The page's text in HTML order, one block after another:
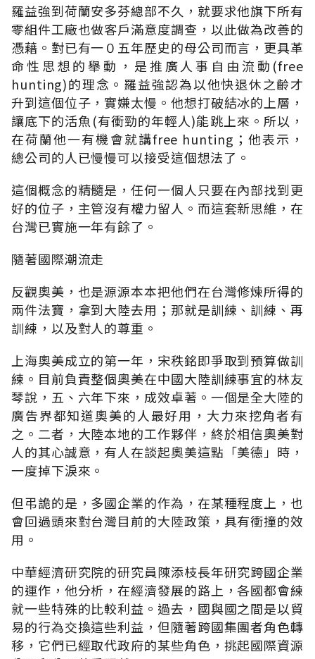
羅益強到荷蘭安多芬總部不久，就要求他旗下所有
零組件工廠也做客戶滿意度調查，以此做為改善的
憑藉。對已有一０五年歷史的母公司而言，更具革
命性思想的舉動，是推廣人事自由流動(free
hunting)的理念。羅益強認為以他快退休之齡才
升到這個位子，實嫌太慢。他想打破結冰的上層，
讓底下的活魚(有衝勁的年輕人)能跳上來。所以，
在荷蘭他一有機會就講free hunting；他表示，
總公司的人已慢慢可以接受這個想法了。
這個概念的精髓是，任何一個人只要在內部找到更
好的位子，主管沒有權力留人。而這套新思維，在
台灣已實施一年有餘了。
隨著國際潮流走
反觀奧美，也是源源本本把他們在台灣修煉所得的
兩件法寶，拿到大陸去用；那就是訓練、訓練、再
訓練，以及對人的尊重。
上海奧美成立的第一年，宋秩銘即爭取到預算做訓
練。目前負責整個奧美在中國大陸訓練事宜的林友
琴說，五、六年下來，成效卓著。一個是全大陸的
廣告界都知道奧美的人最好用，大力來挖角者有
之。二者，大陸本地的工作夥伴，終於相信奧美對
人的其心誠意，有人在談起奧美這點「美德」時，
一度掉下淚來。
但弔詭的是，多國企業的作為，在某種程度上，也
會回過頭來對台灣目前的大陸政策，具有衝撞的效
用。
中華經濟研究院的研究員陳添枝長年研究跨國企業
的運作，他分析，在經濟發展的路上，各國都會練
就一些特殊的比較利益。過去，國與國之間是以貿
易的行為交換這些利益，但隨著跨國集團者角色轉
移，它們已經取代政府的某些角色，挑起國際資源